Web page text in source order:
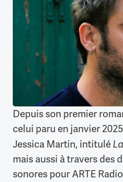
Depuis son premier
celui paru en janvier
Jessica Martin, intitulé
mais aussi à travers des
sonores pour ARTE